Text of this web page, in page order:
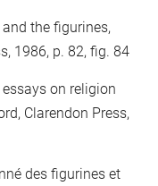
the figurines,
1986, p. 82, fig. 84
essays on religion
Clarendon Press,
des figurines et